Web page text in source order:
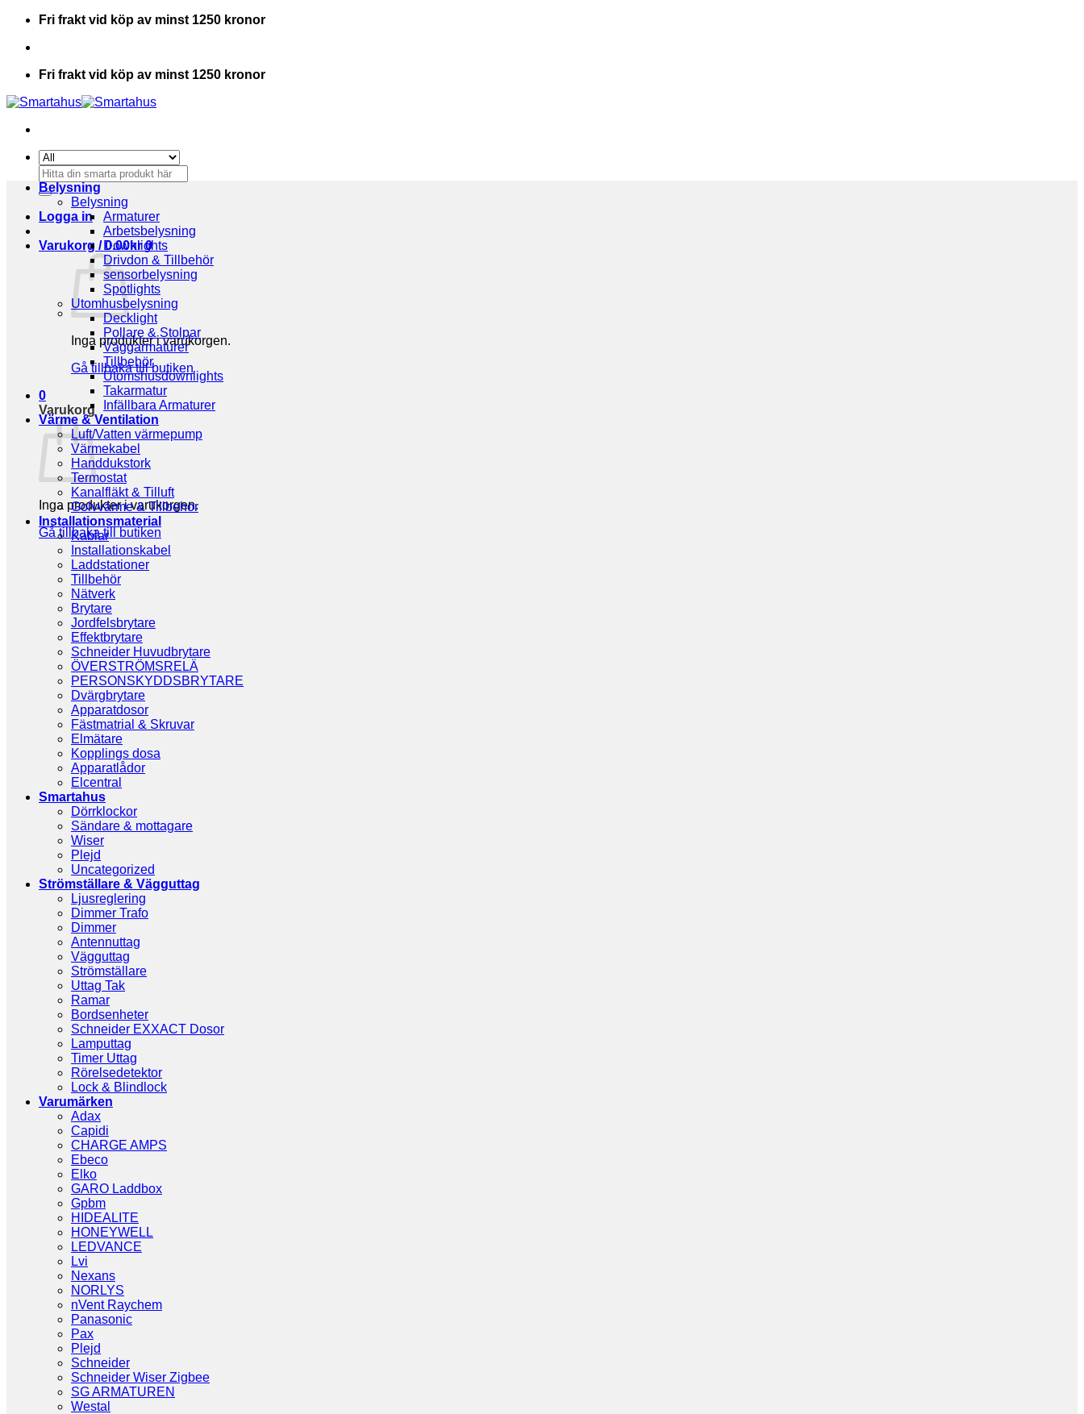
Skip
content
Fri frakt vid köp av minst 1250 kronor
Fri frakt vid köp av minst 1250 kronor
Sök
efter:
Logga in
Varukorg /0.00kr 0
Inga produkter i varukorgen.
Gå tillbaka till butiken
0
Varukorg
Inga produkter i varukorgen.
Gå tillbaka till butiken
Belysning
Belysning
Armaturer
Arbetsbelysning
Downlights
Drivdon & Tillbehör
sensorbelysning
Spotlights
Utomhusbelysning
Decklight
Pollare & Stolpar
Väggarmaturer
Tillbehör
Utomshusdownlights
Takarmatur
Infällbara Armaturer
Värme & Ventilation
Luft/Vatten värmepump
Värmekabel
Handdukstork
Termostat
Kanalfläkt & Tilluft
Golvvärme & Tillbehör
Installationsmaterial
Kablar
Installationskabel
Laddstationer
Tillbehör
Nätverk
Brytare
Jordfelsbrytare
Effektbrytare
Schneider Huvudbrytare
ÖVERSTRÖMSRELÄ
PERSONSKYDDSBRYTARE
Dvärgbrytare
Apparatdosor
Fästmatrial & Skruvar
Elmätare
Kopplings dosa
Apparatlådor
Elcentral
Smartahus
Dörrklockor
Sändare & mottagare
Wiser
Plejd
Uncategorized
Strömställare & Vägguttag
Ljusreglering
Dimmer Trafo
Dimmer
Antennuttag
Vägguttag
Strömställare
Uttag Tak
Ramar
Bordsenheter
Schneider EXXACT Dosor
Lamputtag
Timer Uttag
Rörelsedetektor
Lock & Blindlock
Varumärken
Adax
Capidi
CHARGE AMPS
Ebeco
Elko
GARO Laddbox
Gpbm
HIDEALITE
HONEYWELL
LEDVANCE
Lvi
Nexans
NORLYS
nVent Raychem
Panasonic
Pax
Plejd
Schneider
Schneider Wiser Zigbee
SG ARMATUREN
Westal